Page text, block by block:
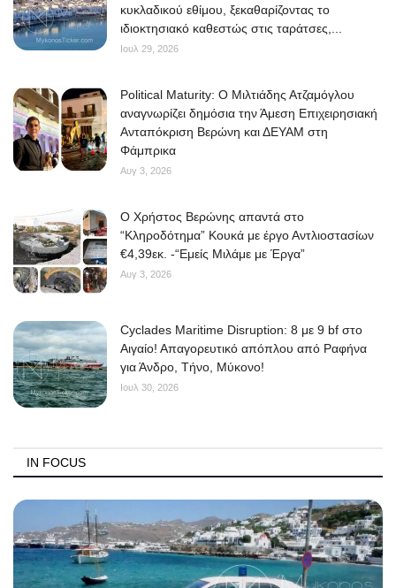
Local Elections 2023
All News
About
Elections 2023
Ελληνικά English
κυκλαδικού εθίμου, ξεκαθαρίζοντας το
ιδιοκτησιακό καθεστώς στις ταράτσες,...
Ιουλ 29, 2026
Political Maturity: Ο Μιλτιάδης Ατζαμόγλου
αναγνωρίζει δημόσια την Άμεση Επιχειρησιακή
Ανταπόκριση Βερώνη και ΔΕΥΑΜ στη
Φάμπρικα
Αυγ 3, 2026
O Χρήστος Βερώνης απαντά στο
“Κληροδότημα” Κουκά με έργο Αντλιοστασίων
€4,39εκ. -“Εμείς Μιλάμε με Έργα”
Αυγ 3, 2026
Cyclades Maritime Disruption: 8 με 9 bf στο
Αιγαίο! Απαγορευτικό απόπλου από Ραφήνα
για Άνδρο, Τήνο, Μύκονο!
Ιουλ 30, 2026
IN FOCUS